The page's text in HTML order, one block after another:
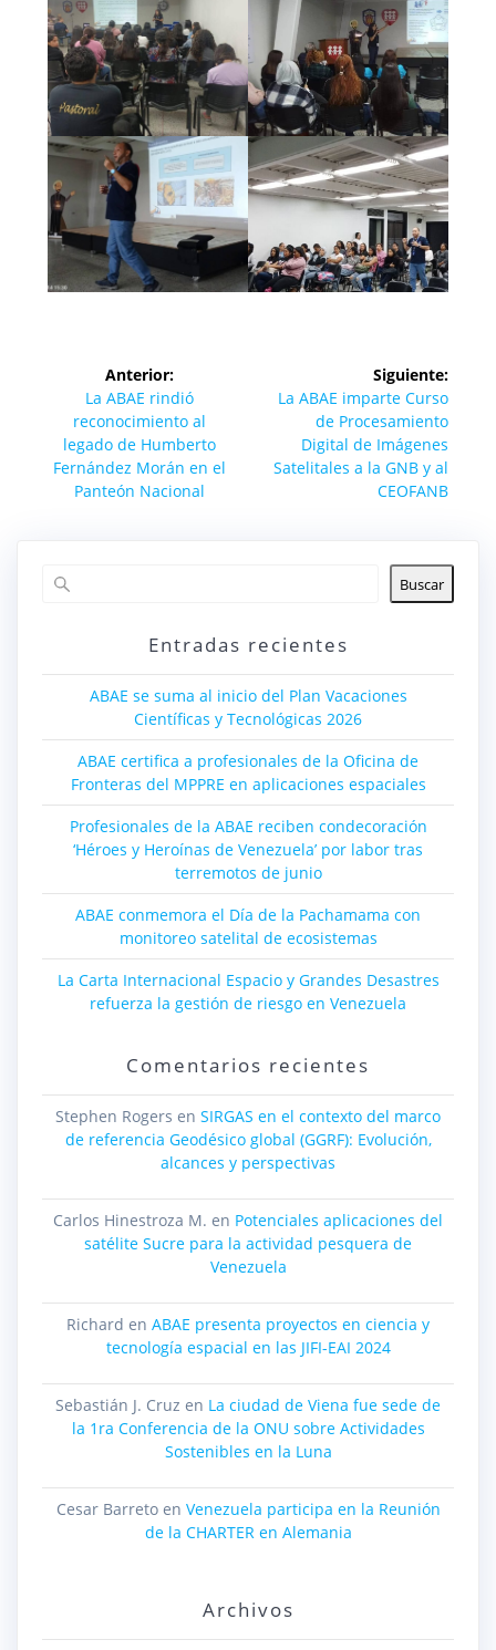
Navegación
entradas
Anterior:
Entrada
anterior:
La ABAE rindió
reconocimiento al
legado de Humberto
Fernández Morán en el
Panteón Nacional
Siguiente:
Siguiente
entrada:
La ABAE imparte Curso
de Procesamiento
Digital de Imágenes
Satelitales a la GNB y al
CEOFANB
Buscar
Entradas recientes
ABAE se suma al inicio del Plan Vacaciones
Científicas y Tecnológicas 2026
ABAE certifica a profesionales de la Oficina de
Fronteras del MPPRE en aplicaciones espaciales
Profesionales de la ABAE reciben condecoración
‘Héroes y Heroínas de Venezuela’ por labor tras
terremotos de junio
ABAE conmemora el Día de la Pachamama con
monitoreo satelital de ecosistemas
La Carta Internacional Espacio y Grandes Desastres
refuerza la gestión de riesgo en Venezuela
Comentarios recientes
Stephen Rogers en SIRGAS en el contexto del marco
de referencia Geodésico global (GGRF): Evolución,
alcances y perspectivas
Carlos Hinestroza M. en Potenciales aplicaciones del
satélite Sucre para la actividad pesquera de
Venezuela
Richard en ABAE presenta proyectos en ciencia y
tecnología espacial en las JIFI-EAI 2024
Sebastián J. Cruz en La ciudad de Viena fue sede de
la 1ra Conferencia de la ONU sobre Actividades
Sostenibles en la Luna
Cesar Barretoen Venezuela participa en la Reunión
de la CHARTER en Alemania
Archivos